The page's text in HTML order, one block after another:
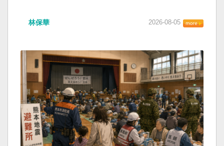
林保華 2026-08-05